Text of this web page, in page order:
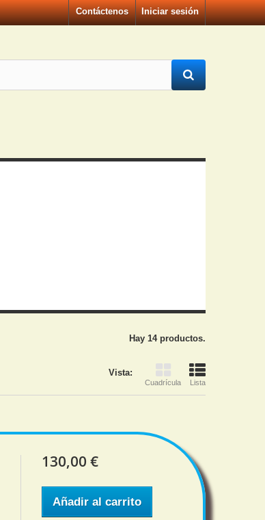
Iniciar sesión
Contáctenos
Hay 14 productos.
Vista:
Cuadrícula Lista
130,00 €
Añadir al carrito